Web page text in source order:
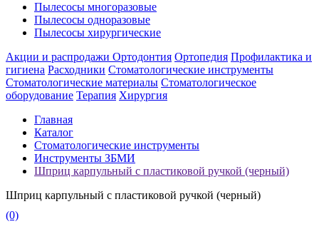
Пылесосы многоразовые
Пылесосы одноразовые
Пылесосы хирургические
Акции и распродажи Ортодонтия Ортопедия Профилактика и
гигиена Расходники Стоматологические инструменты
Стоматологические материалы Стоматологическое
оборудование Терапия Хирургия
Главная
Каталог
Стоматологические инструменты
Инструменты ЗБМИ
Шприц карпульный с пластиковой ручкой (черный)
Шприц карпульный с пластиковой ручкой (черный)
(0)